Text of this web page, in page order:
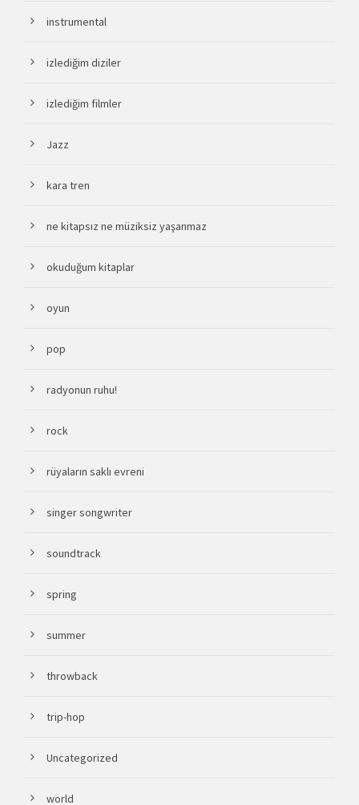
instrumental
izlediğim diziler
izlediğim filmler
Jazz
kara tren
ne kitapsız ne müziksiz yaşanmaz
okuduğum kitaplar
oyun
pop
radyonun ruhu!
rock
rüyaların saklı evreni
singer songwriter
soundtrack
spring
summer
throwback
trip-hop
Uncategorized
world